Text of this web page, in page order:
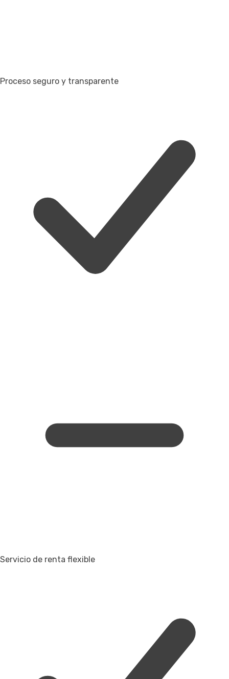
Proceso seguro y transparente
Servicio de renta flexible